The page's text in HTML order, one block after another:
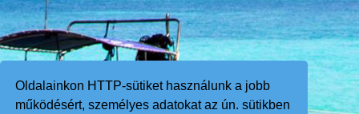
Oldalainkon HTTP-sütiket használunk a jobb
működésért, személyes adatokat az ún. sütikben